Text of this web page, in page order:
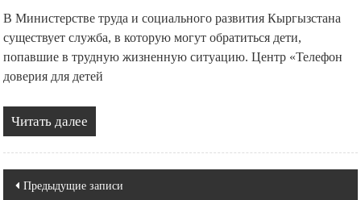
В Министерстве труда и социального развития Кыргызстана
существует служба, в которую могут обратиться дети,
попавшие в трудную жизненную ситуацию. Центр «Телефон
доверия для детей
Читать далее
Навигация
Предыдущие записи